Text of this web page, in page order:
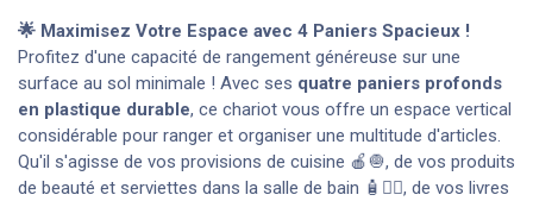
🌟 Maximisez Votre Espace avec 4 Paniers Spacieux !
Profitez d'une capacité de rangement généreuse sur une
surface au sol minimale ! Avec ses quatre paniers profonds
en plastique durable, ce chariot vous offre un espace vertical
considérable pour ranger et organiser une multitude d'articles.
Qu'il s'agisse de vos provisions de cuisine 🍎🧅, de vos produits
de beauté et serviettes dans la salle de bain 🧴🧖‍♀️, de vos livres